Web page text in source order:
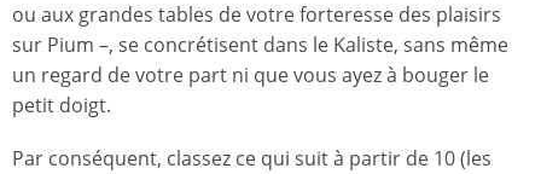
ou aux grandes tables de votre forteresse des plaisirs
sur Pium –, se concrétisent dans le Kaliste, sans même
un regard de votre part ni que vous ayez à bouger le
petit doigt.
Par conséquent, classez ce qui suit à partir de 10 (les